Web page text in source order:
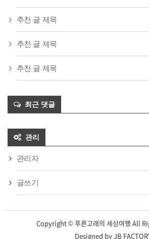
추천 글 제목
추천 글 제목
추천 글 제목
최근 댓글
관리
관리자
글쓰기
Copyright © 푸른고래의 세상여행 All
Designed by JB